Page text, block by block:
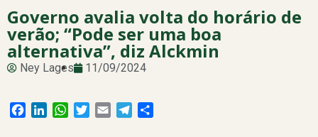
Governo avalia volta do horário de
verão; “Pode ser uma boa
alternativa”, diz Alckmin
Ney Lages 11/09/2024
Facebook
LinkedInWhatsApp
Twitter
Email Telegram